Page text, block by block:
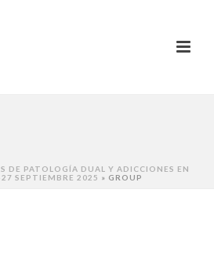
DE PATOLOGÍA DUAL Y ADICCIONES EN
SEPTIEMBRE 2025 » GROUP